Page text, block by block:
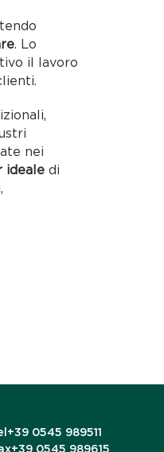
. Lo
il lavoro
nei
ideale di
+39 0545 989511
+39 0545 989615